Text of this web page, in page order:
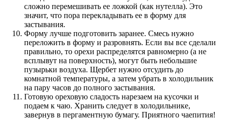
сложно перемешивать ее ложкой (как нутелла). Это
значит, что пора перекладывать ее в форму для
застывания.
Форму лучше подготовить заранее. Смесь нужно
переложить в форму и разровнять. Если вы все сделали
правильно, то орехи распределятся равномерно (а не
всплывут на поверхность), могут быть небольшие
пузырьки воздуха. Щербет нужно отсудить до
комнатной температуры, а затем убрать в холодильник
на пару часов до полного застывания.
Готовую ореховую сладость нарезаем на кусочки и
подаем к чаю. Хранить следует в холодильнике,
завернув в пергаментную бумагу. Приятного чаепития!